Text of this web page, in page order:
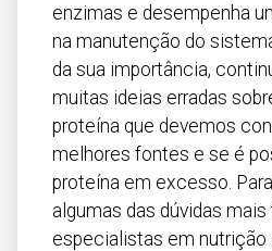
Setúbal
Viana do Castelo
Vila Real
Viseu
Madeira
Açores
enzimas e desempenha
na manutenção do
da sua importância,
muitas ideias erradas
proteína que devemos
melhores fontes e se é
proteína em excesso.
algumas das dúvidas
especialistas em nutrição